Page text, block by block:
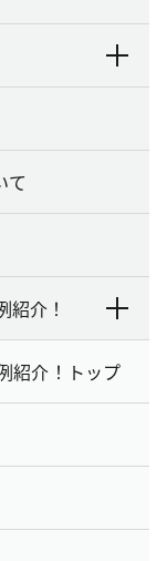
て
紹介！
紹介！トップ